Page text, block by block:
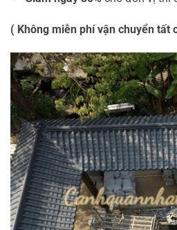
( Không miễn phí vận chuyển tất